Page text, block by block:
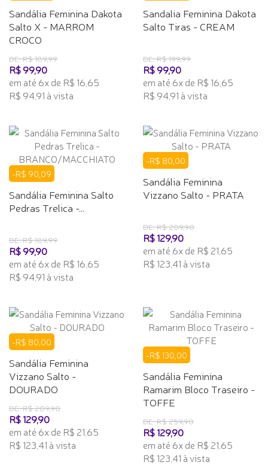
Sandália Feminina Dakota
Salto X - MARROM
CROCO
DE: R$ 189,99
R$ 99,90
em até 6x de R$ 16,65
R$ 94,91 à vista
Sandalia Feminina Dakota
Salto Tiras - CREAM
DE: R$ 199,99
R$ 99,90
em até 6x de R$ 16,65
R$ 94,91 à vista
-R$ 90,09
Sandália Feminina Salto
Pedras Trelica -...
DE: R$ 189,99
R$ 99,90
em até 6x de R$ 16,65
R$ 94,91 à vista
-R$ 80,00
Sandália Feminina
Vizzano Salto - PRATA
DE: R$ 209,90
R$ 129,90
em até 6x de R$ 21,65
R$ 123,41 à vista
-R$ 80,00
Sandália Feminina
Vizzano Salto -
DOURADO
DE: R$ 209,90
R$ 129,90
em até 6x de R$ 21,65
R$ 123,41 à vista
-R$ 130,00
Sandália Feminina
Ramarim Bloco Traseiro -
TOFFE
DE: R$ 259,90
R$ 129,90
em até 6x de R$ 21,65
R$ 123,41 à vista